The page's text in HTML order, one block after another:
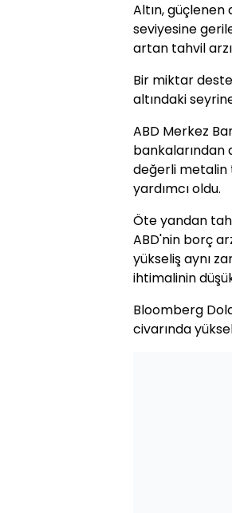
Altın, güçlenen
seviyesine
artan tahvil
Bir miktar
altındaki
ABD Merkez
bankalarından
değerli metalin
yardımcı oldu.
Öte yandan
ABD'nin borç
yükseliş aynı
ihtimalinin
Bloomberg
civarında